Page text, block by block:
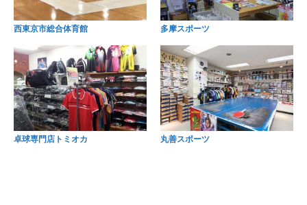
西東京市総合体育館 多摩スポーツ
卓球専門店トミオカ 丸善スポーツ